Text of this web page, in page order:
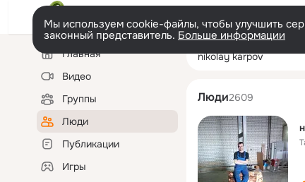
Мы используем cookie-файлы, чтобы улучшить
законный представитель. Больше информации
Левая
колонкаГлавная
Видео
Группы
Люди
Публикации
Игры
nikolay karpov
Люди2609